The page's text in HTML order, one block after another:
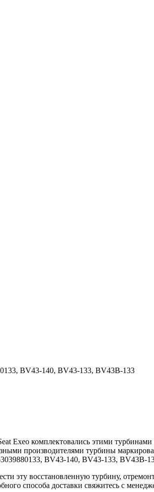
BV43-140, BV43-133, BV43B-133
Exeo комплектовались этими
производителями турбины
BV43-140, BV43-133, BV43B-
восстановленную турбину,
способа доставки свяжитесь с